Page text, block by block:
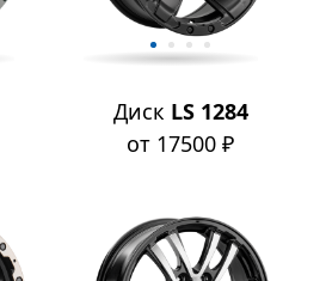
Диск LS 1284
от 17500 ₽